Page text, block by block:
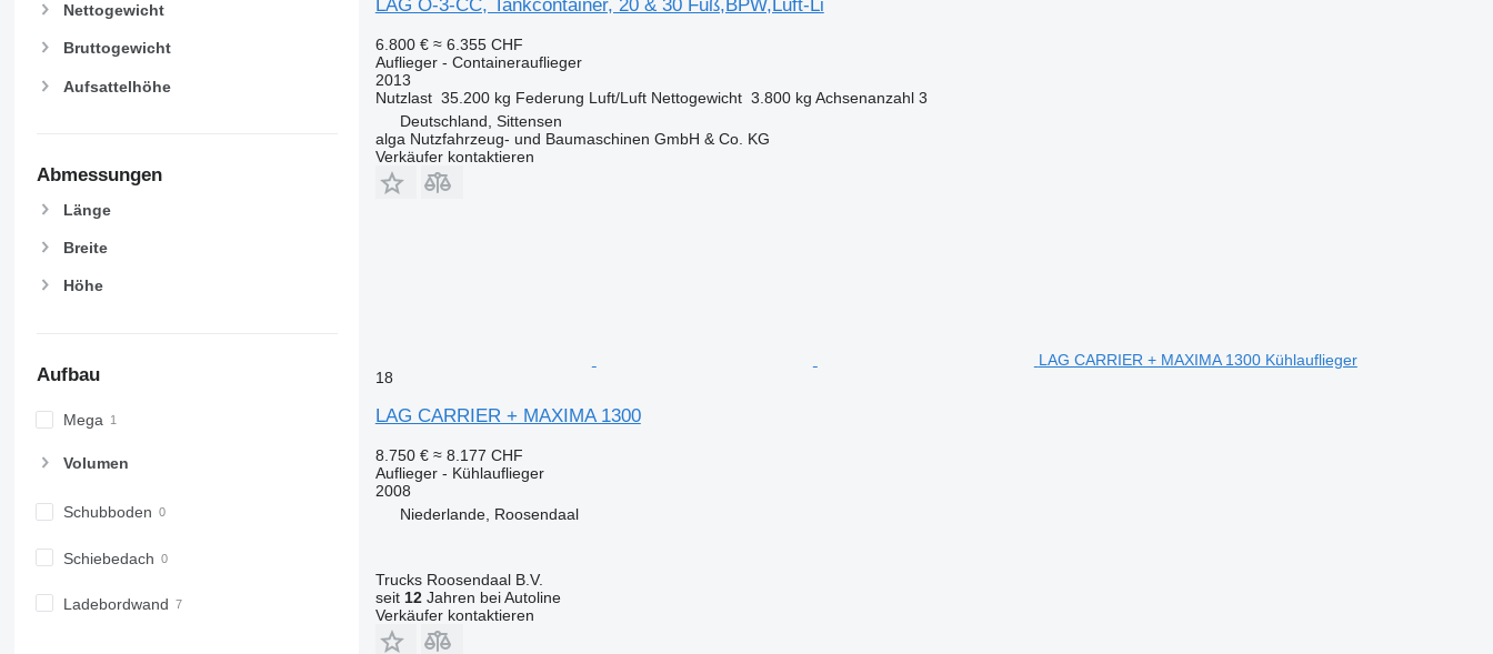
Nettogewicht
Bruttogewicht
Aufsattelhöhe
Abmessungen
Länge
Breite
Höhe
Aufbau
Mega
Volumen
Schubboden
Schiebedach
Ladebordwand
LAG O-3-CC, Tankcontainer, 20 & 30 Fuß,BPW,Luft-Li
6.800 € ≈ 6.355 CHF
Auflieger - Containerauflieger
2013
Nutzlast 35.200 kg Federung Luft/Luft Nettogewicht 3.800 kg Achsenanzahl 3
Deutschland, Sittensen
alga Nutzfahrzeug- und Baumaschinen GmbH & Co. KG
Verkäufer kontaktieren
LAG CARRIER + MAXIMA 1300 Kühlauflieger
18
LAG CARRIER + MAXIMA 1300
8.750 € ≈ 8.177 CHF
Auflieger - Kühlauflieger
2008
Niederlande, Roosendaal
Trucks Roosendaal B.V.
seit 12Jahren bei Autoline
Verkäufer kontaktieren